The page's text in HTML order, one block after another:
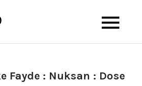
Fayde : Nuksan : Dose